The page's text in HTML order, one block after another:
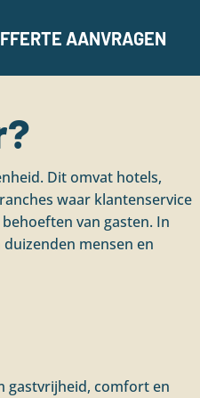
AANVRAGEN
Dit omvat hotels,
waar klantenservice
van gasten. In
mensen en
gastvrijheid, comfort en